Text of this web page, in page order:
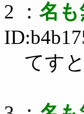
2 ： 名
てすと